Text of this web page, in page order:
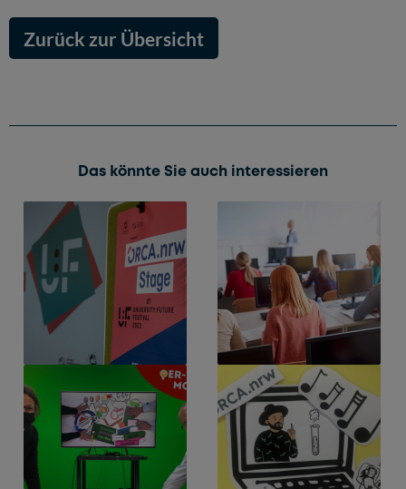
Zurück zur Übersicht
Das könnte Sie auch interessieren